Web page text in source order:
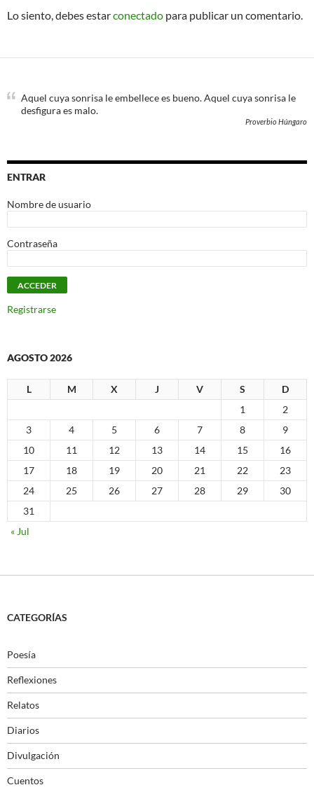
Lo siento, debes estarconectado para publicar un comentario.
Aquel cuya sonrisa le embellece es bueno. Aquel cuya sonrisa le
desfigura es malo.
Proverbio Húngaro
ENTRAR
Nombre de usuario
Contraseña
Registrarse
AGOSTO 2026
L M X J V S
D
1
2
3
4 5 6 7 8
9
10
11 12 13 14 15
16
17
18 19 20 21 22
23
24
25 26 27 28 29
30
31
« Jul
CATEGORÍAS
Poesía
Reflexiones
Relatos
Diarios
Divulgación
Cuentos